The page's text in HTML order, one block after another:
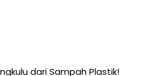
dari Sampah Plastik!